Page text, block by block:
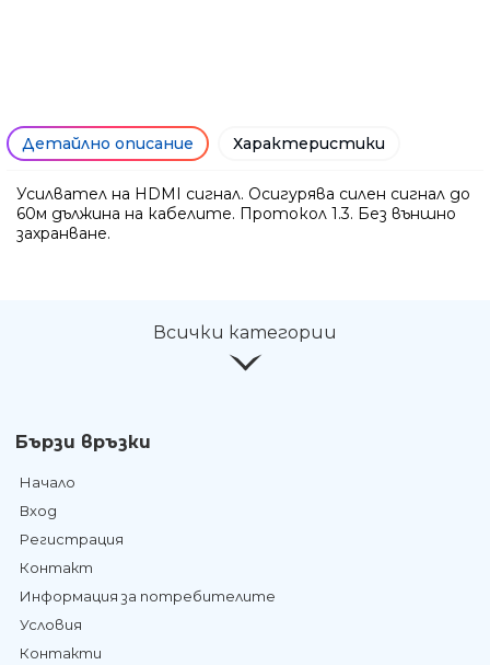
Детайлно описание Характеристики
Усилвател на HDMI сигнал. Осигурява силен сигнал до
60м дължина на кабелите. Протокол 1.3. Без външно
захранване.
Всички категории
Бързи връзки
Начало
Вход
Регистрация
Контакт
Информация за потребителите
Условия
Контакти